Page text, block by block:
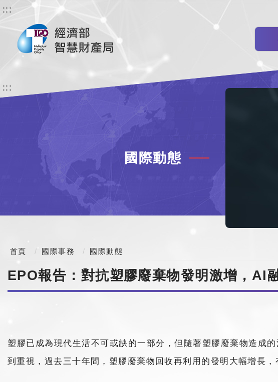
:::
:::
國際動態
首頁 國際事務 國際動態
EPO報告：對抗塑膠廢棄物發明激增，AI
塑膠已成為現代生活不可或缺的一部分，但隨著塑膠廢棄物造成
到重視，過去三十年間，塑膠廢棄物回收再利用的發明大幅增長，